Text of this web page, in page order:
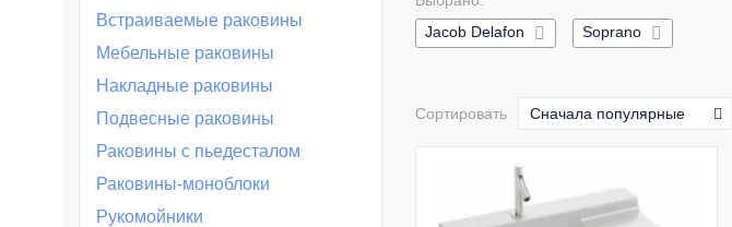
Встраиваемые раковины
Мебельные раковины
Накладные раковины
Подвесные раковины
Раковины с пьедесталом
Раковины-моноблоки
Рукомойники
Jacob Delafon
Soprano
Сортировать Сначала популярные